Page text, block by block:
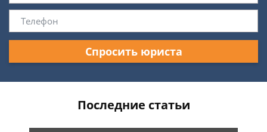
Спросить юриста
Последние статьи